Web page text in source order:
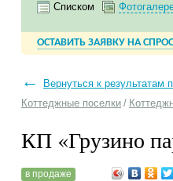
Списком
ОСТАВИТЬ ЗАЯВКУ НА СПРОС
←
Вернуться к результатам
Коттеджные поселки /
КП «Грузино
в продаже